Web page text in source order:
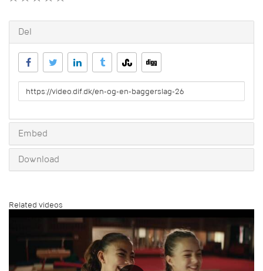
Del
URL
to
Embed
Download
Related videos